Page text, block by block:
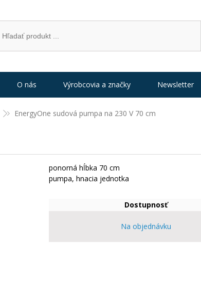
EnergyOne sudová pumpa na 230 V 70 cm
ponorná hĺbka 70 cm
pumpa, hnacia jednotka
Dostupnosť
Na objednávku
O nás Výrobcovia a značky Newsletter